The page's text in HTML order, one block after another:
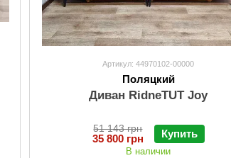
Артикул: 44970102-00000
Поляцкий
Диван RidneTUT Joy
51 143 грн
35 800 грн Купить
В наличии